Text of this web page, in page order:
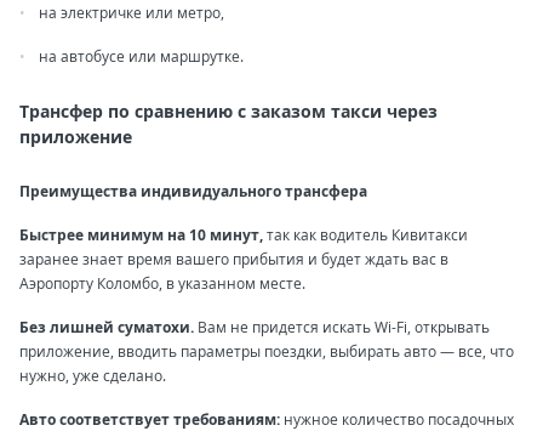
на электричке или метро,
на автобусе или маршрутке.
Трансфер по сравнению с заказом такси через
приложение
Преимущества индивидуального трансфера
Быстрее минимум на 10 минут,так как водитель Кивитакси
заранее знает время вашего прибытия и будет ждать вас в
Аэропорту Коломбо, в указанном месте.
Без лишней суматохи. Вам не придется искать Wi-Fi, открывать
приложение, вводить параметры поездки, выбирать авто — все, что
нужно, уже сделано.
Авто соответствует требованиям: нужное количество посадочных